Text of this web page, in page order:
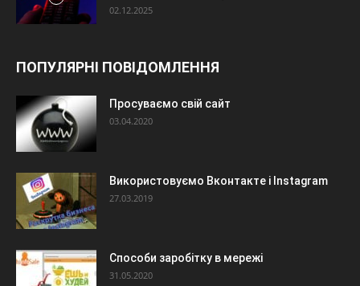
02.12.2025
ПОПУЛЯРНІ ПОВІДОМЛЕННЯ
Просуваємо свій сайт
03.04.2020
Використовуємо Вконтакте і Instagram
27.03.2019
Способи заробітку в мережі
31.05.2020